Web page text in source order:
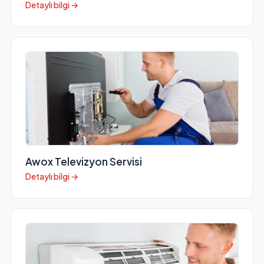
Detaylı bilgi →
Awox Televizyon Servisi
Detaylı bilgi →